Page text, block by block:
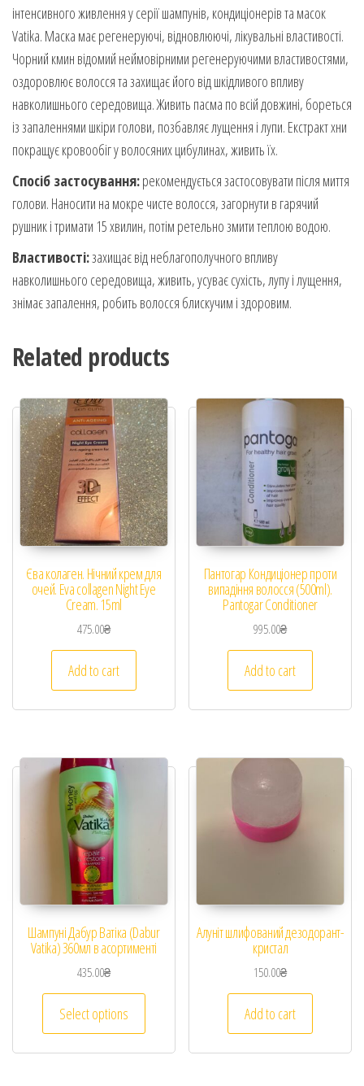
інтенсивного живлення у серії шампунів, кондиціонерів та масок
Vatika. Маска має регенеруючі, відновлюючі, лікувальні властивості.
Чорний кмин відомий неймовірними регенеруючими властивостями,
оздоровлює волосся та захищає його від шкідливого впливу
навколишнього середовища. Живить пасма по всій довжині, бореться
із запаленнями шкіри голови, позбавляє лущення і лупи. Екстракт хни
покращує кровообіг у волосяних цибулинах, живить їх.
Спосіб застосування:рекомендується застосовувати після миття
голови. Наносити на мокре чисте волосся, загорнути в гарячий
рушник і тримати 15 хвилин, потім ретельно змити теплою водою.
Властивості:захищає від неблагополучного впливу
навколишнього середовища, живить, усуває сухість, лупу і лущення,
знімає запалення, робить волосся блискучим і здоровим.
Related products
Єва колаген. Нічний крем для
очей. Eva collagen Night Eye
Cream. 15ml
475.00₴
Add to cart
Пантогар Кондиціонер проти
випадіння волосся (500ml).
Pantogar Conditioner
995.00₴
Add to cart
Шампуні Дабур Ватіка (Dabur
Vatika) 360мл в асортименті
435.00₴
Select options
Алуніт шлифований дезодорант-
кристал
150.00₴
Add to cart